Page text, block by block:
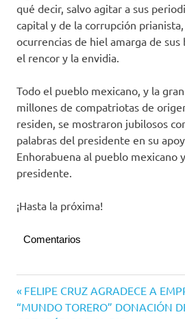
qué decir, salvo agitar a sus
capital y de la corrupción
ocurrencias de hiel amarga de
el rencor y la envidia.
Todo el pueblo mexicano, y la
millones de compatriotas de
residen, se mostraron jubilosos
palabras del presidente en su
Enhorabuena al pueblo mexicano
presidente.
¡Hasta la próxima!
Comentarios
Viaje
Navegación
Entrada
anterior:
FELIPE CRUZ AGRADECE A
“MUNDO TORERO” DONACIÓN